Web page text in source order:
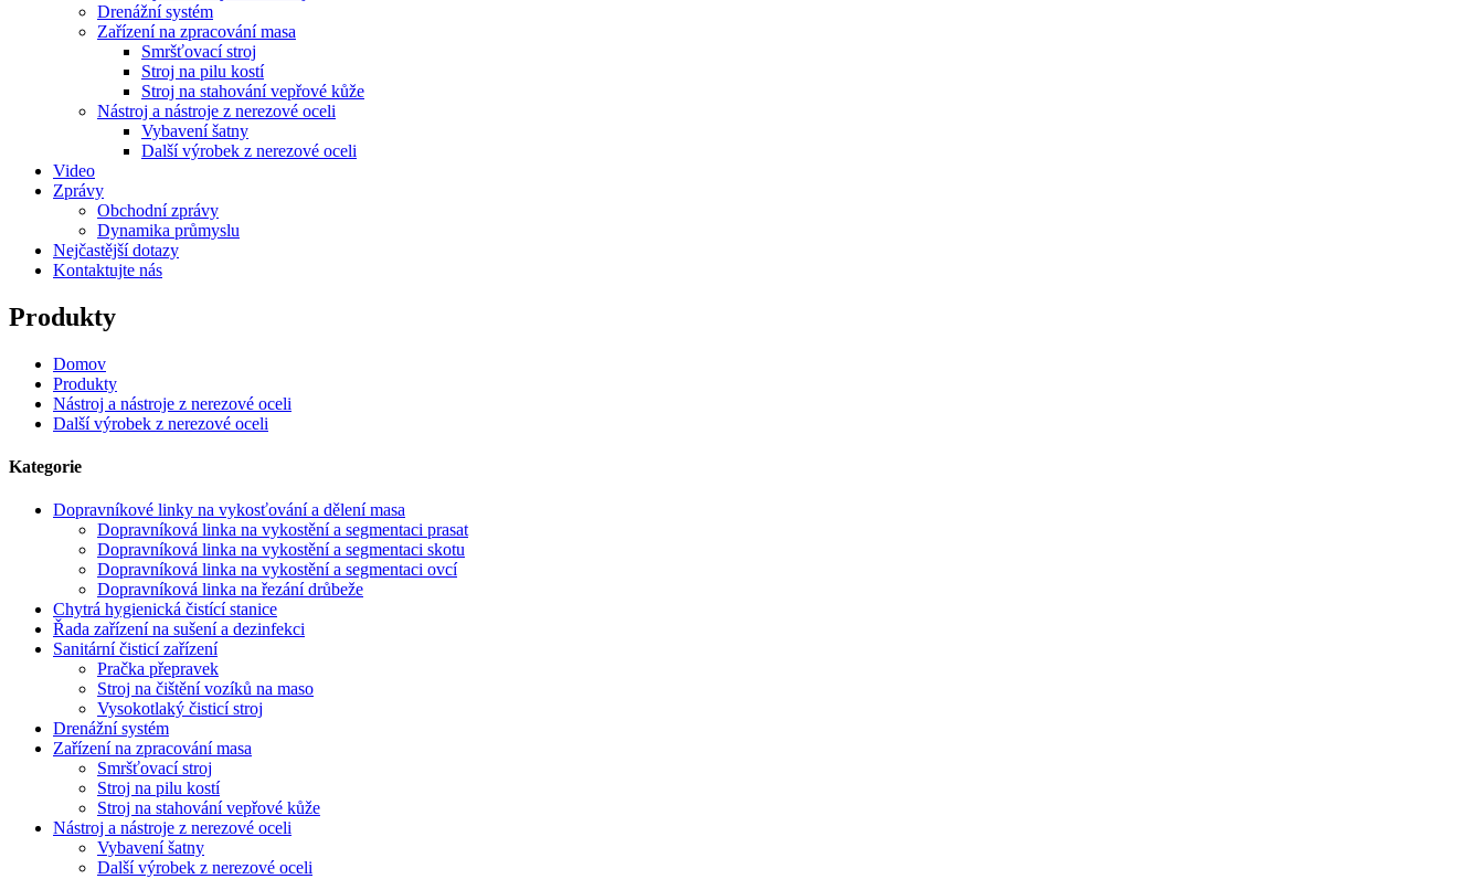
Drenážní systém
Zařízení na zpracování masa
Smršťovací stroj
Stroj na pilu kostí
Stroj na stahování vepřové kůže
Nástroj a nástroje z nerezové oceli
Vybavení šatny
Další výrobek z nerezové oceli
Video
Zprávy
Obchodní zprávy
Dynamika průmyslu
Nejčastější dotazy
Kontaktujte nás
Produkty
Domov
Produkty
Nástroj a nástroje z nerezové oceli
Další výrobek z nerezové oceli
Kategorie
Dopravníkové linky na vykosťování a dělení masa
Dopravníková linka na vykostění a segmentaci prasat
Dopravníková linka na vykostění a segmentaci skotu
Dopravníková linka na vykostění a segmentaci ovcí
Dopravníková linka na řezání drůbeže
Chytrá hygienická čistící stanice
Řada zařízení na sušení a dezinfekci
Sanitární čisticí zařízení
Pračka přepravek
Stroj na čištění vozíků na maso
Vysokotlaký čisticí stroj
Drenážní systém
Zařízení na zpracování masa
Smršťovací stroj
Stroj na pilu kostí
Stroj na stahování vepřové kůže
Nástroj a nástroje z nerezové oceli
Vybavení šatny
Další výrobek z nerezové oceli